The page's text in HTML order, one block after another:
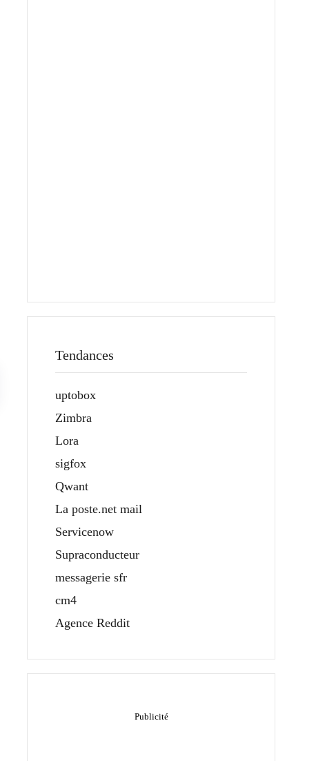
Tendances
uptobox
Zimbra
Lora
sigfox
Qwant
La poste.net mail
Servicenow
Supraconducteur
messagerie sfr
cm4
Agence Reddit